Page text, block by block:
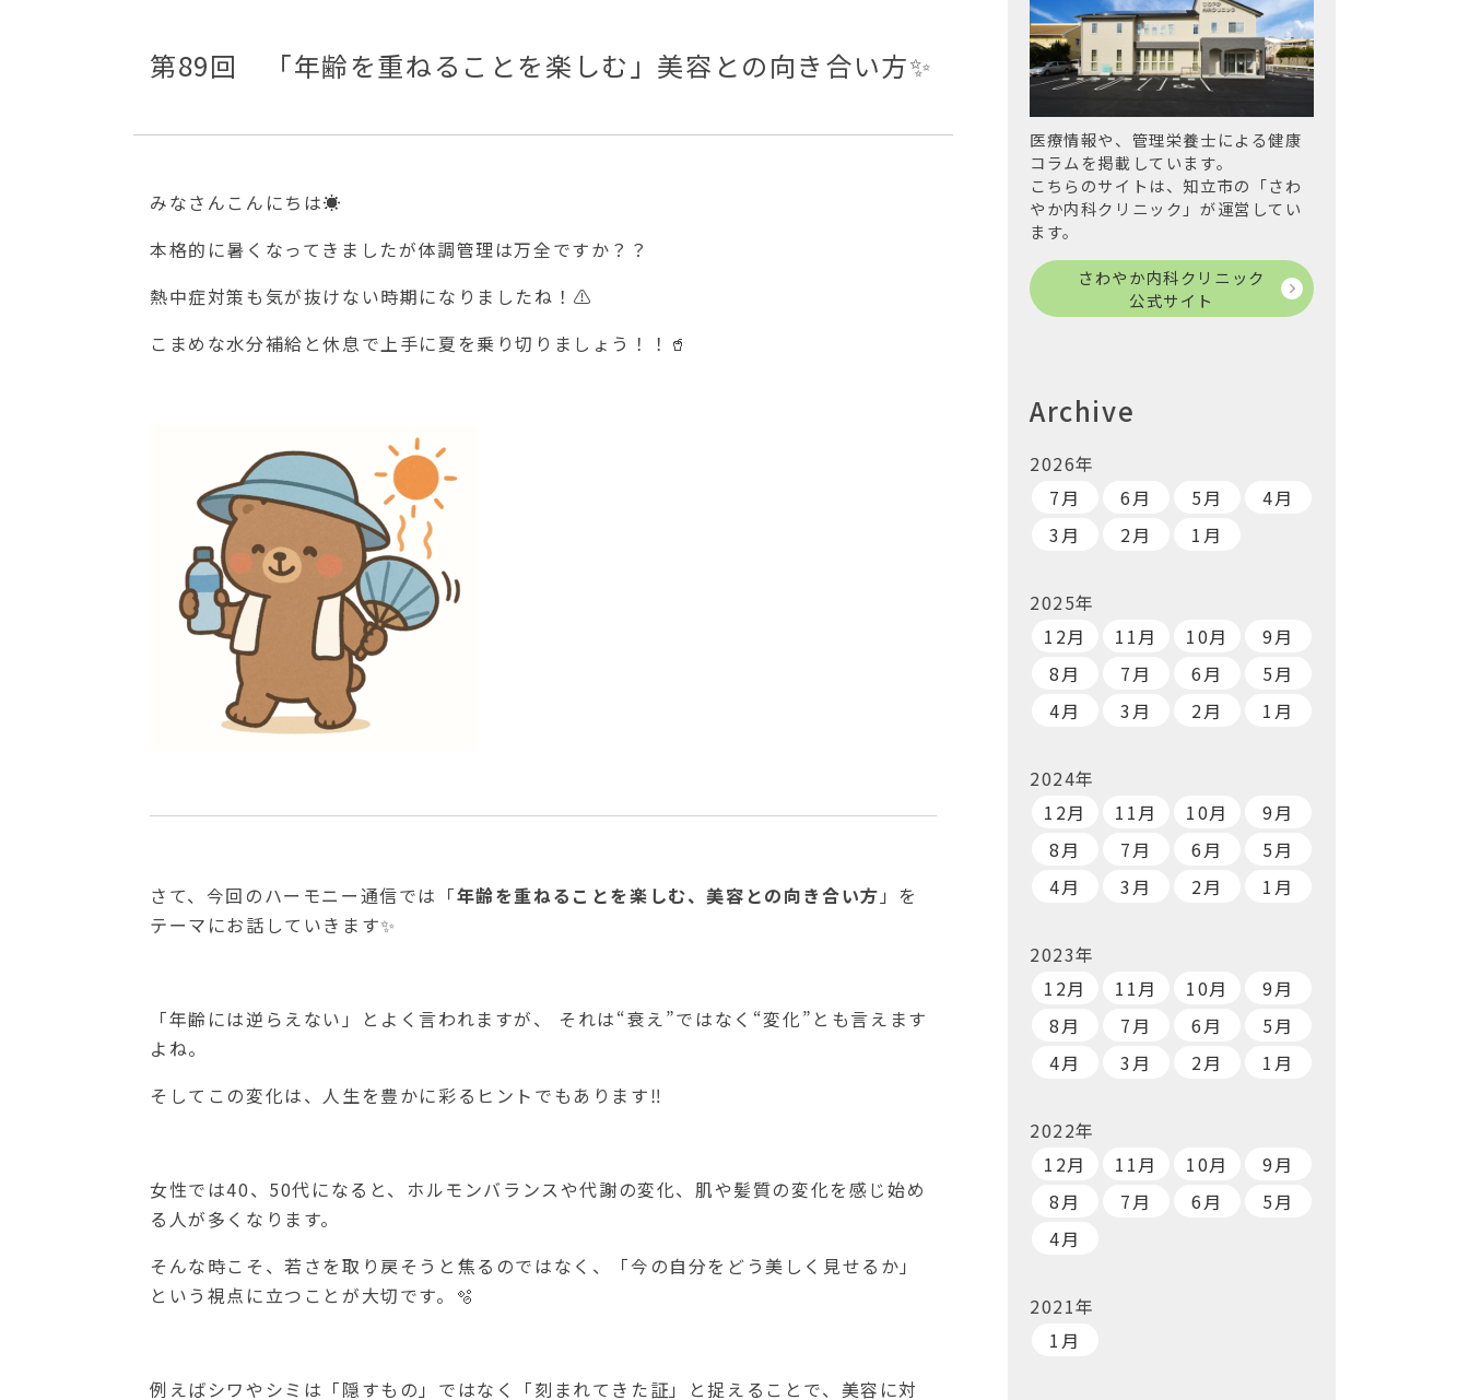
第89回 「年齢を重ねることを楽しむ」美容との向き合い方✨
みなさんこんにちは☀️
本格的に暑くなってきましたが体調管理は万全ですか？？
熱中症対策も気が抜けない時期になりましたね！⚠️
こまめな水分補給と休息で上手に夏を乗り切りましょう！！🥤
さて、今回のハーモニー通信では「年齢を重ねることを楽しむ、美容との向き合い方 」を
テーマにお話していきます✨
「年齢には逆らえない」とよく言われますが、 それは“衰え”ではなく“変化”とも言えます
よね。
そしてこの変化は、人生を豊かに彩るヒントでもあります‼️
女性では40、50代になると、ホルモンバランスや代謝の変化、肌や髪質の変化を感じ始め
る人が多くなります。
そんな時こそ、若さを取り戻そうと焦るのではなく、「今の自分をどう美しく見せるか」
という視点に立つことが大切です。🫧
例えばシワやシミは「隠すもの」ではなく「刻まれてきた証」と捉えることで、美容に対
医療情報や、管理栄養士による健康
コラムを掲載しています。
こちらのサイトは、知立市の「さわ
やか内科クリニック」が運営してい
ます。
さわやか内科クリニック
公式サイト
Archive
2026年
7月
6月 5月
4月
3月
2月 1月
2025年
12月
11月 10月
9月
8月
7月 6月
5月
4月
3月 2月 1月
2024年
12月
11月 10月
9月
8月
7月 6月
5月
4月
3月 2月 1月
2023年
12月
11月 10月
9月
8月
7月 6月
5月
4月
3月 2月 1月
2022年
12月
11月 10月
9月
8月
7月 6月
5月
4月
2021年
1月